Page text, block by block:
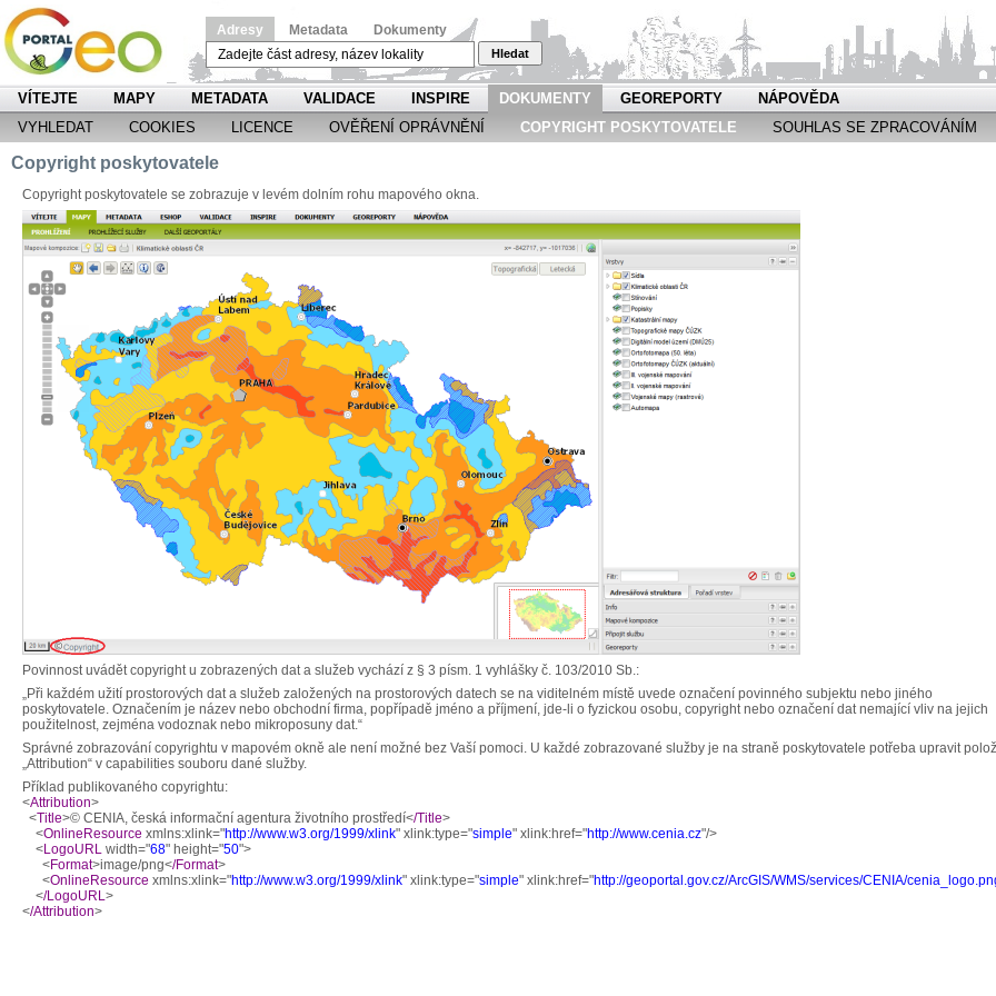
Adresy Metadata Dokumenty
Hledat
VÍTEJTE MAPY METADATA VALIDACE INSPIRE DOKUMENTY GEOREPORTY
NÁPOVĚDA
VYHLEDAT
COOKIES LICENCE OVĚŘENÍ OPRÁVNĚNÍ COPYRIGHT POSKYTOVATELE SOUHLAS SE ZPRACOVÁNÍM
Copyright poskytovatele
Copyright poskytovatele se zobrazuje v levém dolním rohu mapového okna.
Povinnost uvádět copyright u zobrazených dat a služeb vychází z § 3 písm. 1 vyhlášky č. 103/2010 Sb.:
„Při každém užití prostorových dat a služeb založených na prostorových datech se na viditelném místě uvede označení povinného subjektu nebo jiného
poskytovatele. Označením je název nebo obchodní firma, popřípadě jméno a příjmení, jde-li o fyzickou osobu, copyright nebo označení dat nemající vliv na jejich
použitelnost, zejména vodoznak nebo mikroposuny dat.“
Správné zobrazování copyrightu v mapovém okně ale není možné bez Vaší pomoci. U každé zobrazované služby je na straně poskytovatele potřeba upravit
„Attribution“ v capabilities souboru dané služby.
Příklad publikovaného copyrightu:
<Attribution>
<Title>© CENIA, česká informační agentura životního prostředí</Title>
<OnlineResource xmlns:xlink="http://www.w3.org/1999/xlink" xlink:type="simple" xlink:href="http://www.cenia.cz"/>
<LogoURL width="68" height="50">
<Format>image/png</Format>
<OnlineResource xmlns:xlink="http://www.w3.org/1999/xlink" xlink:type="simple" xlink:href="http://geoportal.gov.cz/ArcGIS/WMS/services/CENIA/
</LogoURL>
</Attribution>